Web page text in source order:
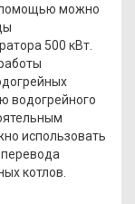
можно
500 кВт.
водогрейного
использовать
котлов.